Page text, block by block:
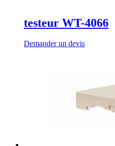
testeur WT-4066
Demander un devis